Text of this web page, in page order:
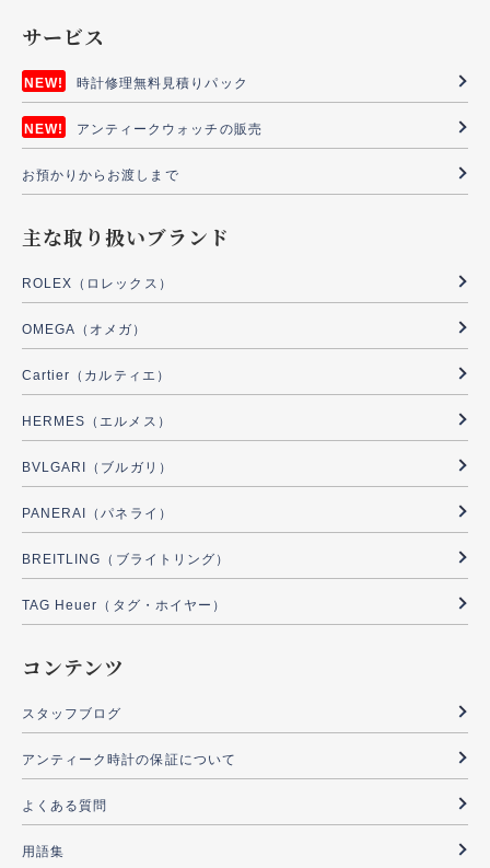
サービス
時計修理無料見積りパック
アンティークウォッチの販売
お預かりからお渡しまで
主な取り扱いブランド
ROLEX（ロレックス）
OMEGA（オメガ）
Cartier（カルティエ）
HERMES（エルメス）
BVLGARI（ブルガリ）
PANERAI（パネライ）
BREITLING（ブライトリング）
TAG Heuer（タグ・ホイヤー）
コンテンツ
スタッフブログ
アンティーク時計の保証について
よくある質問
用語集